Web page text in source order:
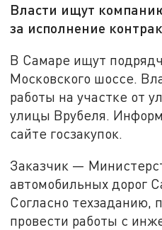
Власти ищут
за исполнение
В Самаре ищут
Московского шоссе.
работы на участке от
улицы Врубеля.
сайте госзакупок.
Заказчик —
автомобильных дорог
Согласно техзаданию,
провести работы с